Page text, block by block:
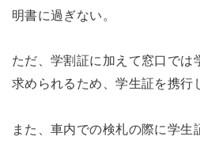
明書に過ぎない。
ただ、学割証に加えて窓口では
求められるため、学生証を携行
また、車内での検札の際に学生